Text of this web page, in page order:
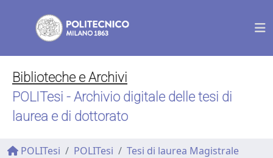
Biblioteche e Archivi
POLITesi - Archivio digitale delle tesi di
laurea e di dottorato
POLITesi POLITesi Tesi di laurea Magistrale